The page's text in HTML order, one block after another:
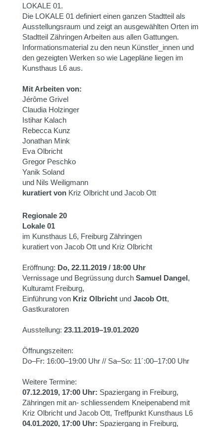
LOKALE 01.
Die LOKALE 01 definiert einen ganzen Stadtteil als
Ausstellungsraum und zeigt an ausgewählten Orten im
Stadtteil Zähringen Arbeiten aus allen Gattungen.
Informationsmaterial zu den neun Künstler_innen und
den gezeigten Werken so wie Lagepläne liegen im
Kunsthaus L6 aus.
Mit Arbeiten von:
Jérôme Grivel
Claudia Holzinger
Istihar Kalach
Rebecca Kunz
Jonathan Mink
Eva Olbricht
Gregor Peschko
Yanik Soland
und Nils Weiligmann
kuratiert von Kriz Olbricht und Jacob Ott
Regionale 20
Lokale 01
im Kunsthaus L6, Freiburg Zähringen
kuratiert von Jacob Ott und Kriz Olbricht
Eröffnung: Do, 22.11.2019 / 18:00 Uhr
Vernissage und Begrüssung durch Samuel Dangel,
Kulturamt Freiburg,
Einführung von Kriz Olbricht und Jacob Ott,
Gastkuratoren
Ausstellung: 23.11.2019–19.01.2020
Öffnungszeiten:
Do–Fr: 16:00–19:00 Uhr // Sa–So: 11´:00–17:00 Uhr
Weitere Termine:
07.12.2019, 17:00 Uhr: Spaziergang in Freiburg,
Zähringen mit an- schliessendem Kneipenabend mit
Kriz Olbricht und Jacob Ott, Treffpunkt Kunsthaus L6
04.01.2020, 17:00 Uhr: Spaziergang in Freiburg,